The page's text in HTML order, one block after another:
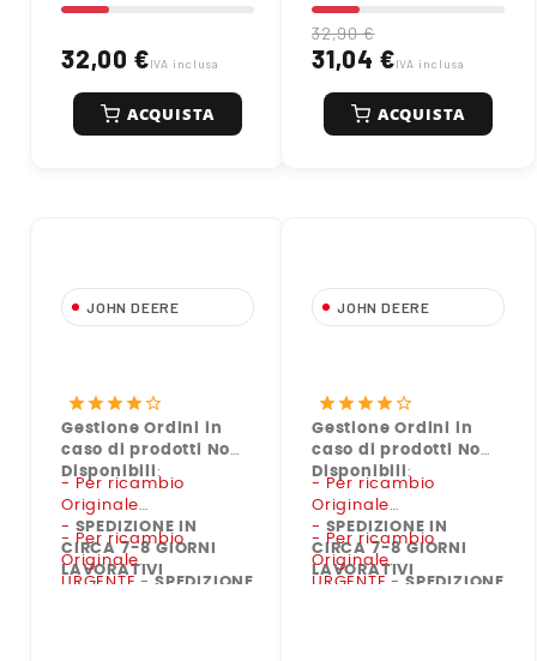
32,00 €IVA inclusa
ACQUISTA
32,90 €
31,04 €IVA inclusa
ACQUISTA
JOHN DEERE
John Deere
starstarstarstarstar_border
Gestione Ordini in
caso di prodotti Non
Disponibili :
- Per ricambio
Originale
- SPEDIZIONE IN
CIRCA 7-8 GIORNI
LAVORATIVI
- Per ricambio
Originale
URGENTE - SPEDIZIONE
JOHN DEERE
John Deere
starstarstarstarstar_border
Gestione Ordini in
caso di prodotti Non
Disponibili :
- Per ricambio
Originale
- SPEDIZIONE IN
CIRCA 7-8 GIORNI
LAVORATIVI
- Per ricambio
Originale
URGENTE - SPEDIZIONE